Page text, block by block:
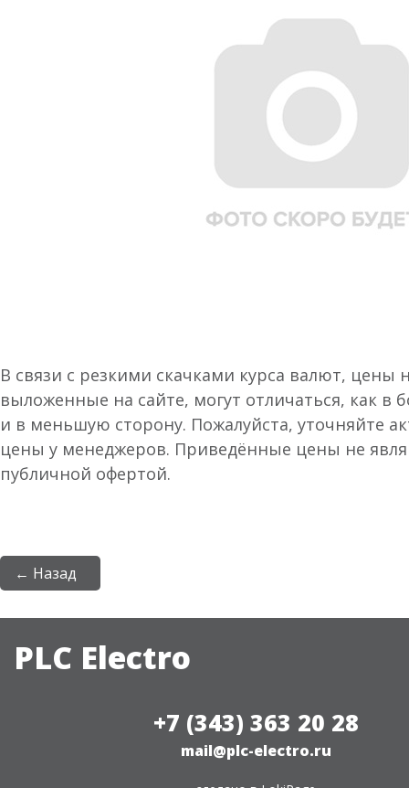
В связи с резкими скачками курса валют, цены
выложенные на сайте, могут отличаться, как в
и в меньшую сторону. Пожалуйста, уточняйте
цены у менеджеров. Приведённые цены не
публичной офертой.
← Назад
PLC Electro
+7 (343) 363 20 28
mail@plc-electro.ru